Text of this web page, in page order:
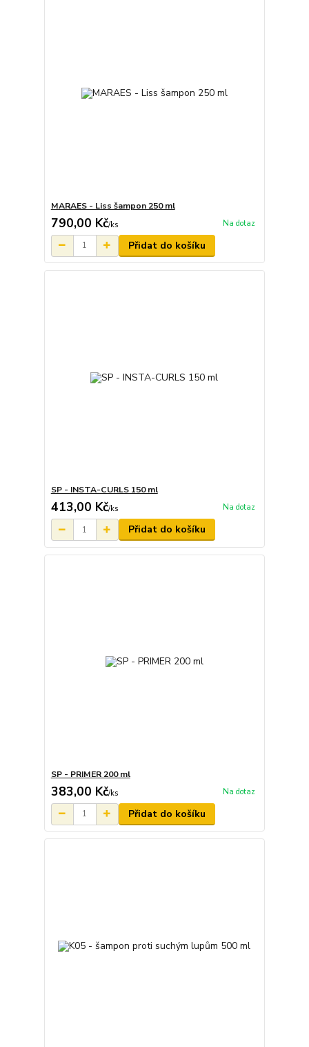
MARAES - Liss šampon 250 ml
790,00 Kč/ks Na dotaz
Přidat do košíku
SP - INSTA-CURLS 150 ml
413,00 Kč/ks Na dotaz
Přidat do košíku
SP - PRIMER 200 ml
383,00 Kč/ks Na dotaz
Přidat do košíku